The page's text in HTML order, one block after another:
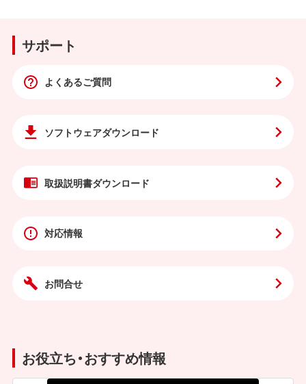
サポート
よくあるご質問
ソフトウェアダウンロード
取扱説明書ダウンロード
対応情報
お問合せ
お役立ち・おすすめ情報